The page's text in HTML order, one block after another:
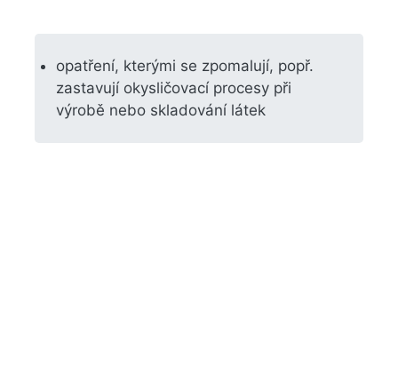
opatření, kterými se zpomalují, popř.
zastavují okysličovací procesy při
výrobě nebo skladování látek